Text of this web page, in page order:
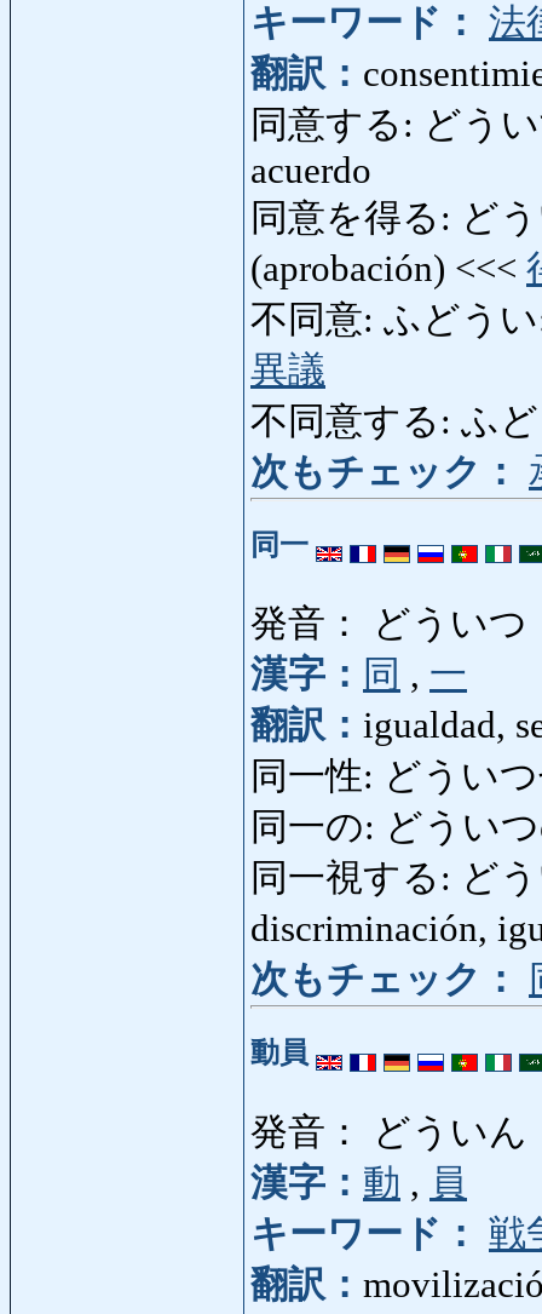
キーワード： 法
翻訳：
同意する: どうい
acuerdo
同意を得る: ど
(aprobación) <<<
不同意: ふどうい
異議
不同意する: ふど
次もチェック：
同一
発音： どういつ
漢字： 同 , 一
翻訳： igualdad,
同一性: どうい
同一の: どうい
同一視する: ど
discriminación,
次もチェック：
動員
発音： どういん
漢字： 動 , 員
キーワード： 戦
翻訳：